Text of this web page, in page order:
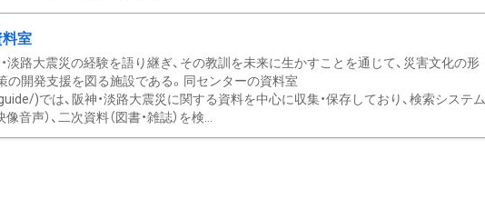
室
淡路大震災の経験を語り継ぎ、その教訓を未来に生かすことを通じて、災害文化の形
の開発支援を図る施設である。同センターの資料室
)では、阪神・淡路大震災に関する資料を中心に収集・保存しており、検索システム
音声）、二次資料（図書・雑誌）を検...